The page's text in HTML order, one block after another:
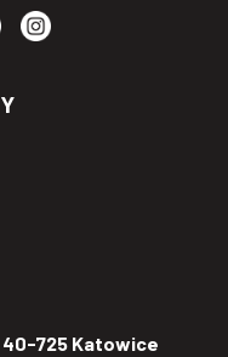
40-725 Katowice